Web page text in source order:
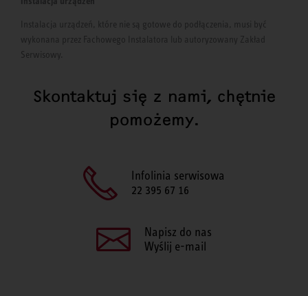
Instalacja urządzeń, które nie są gotowe do podłączenia, musi być
wykonana przez Fachowego Instalatora lub autoryzowany Zakład
Serwisowy.
Skontaktuj się z nami, chętnie
pomożemy.
Infolinia serwisowa
22 395 67 16
Napisz do nas
Wyślij e-mail